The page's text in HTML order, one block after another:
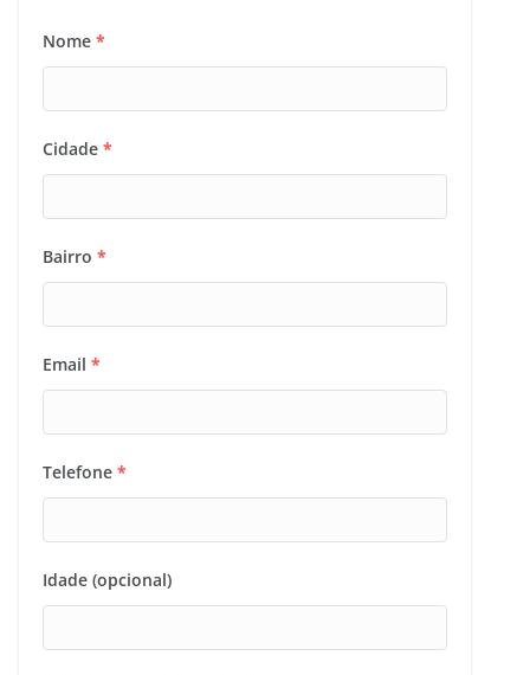
Nome *
Cidade *
Bairro *
Email *
Telefone *
Idade (opcional)